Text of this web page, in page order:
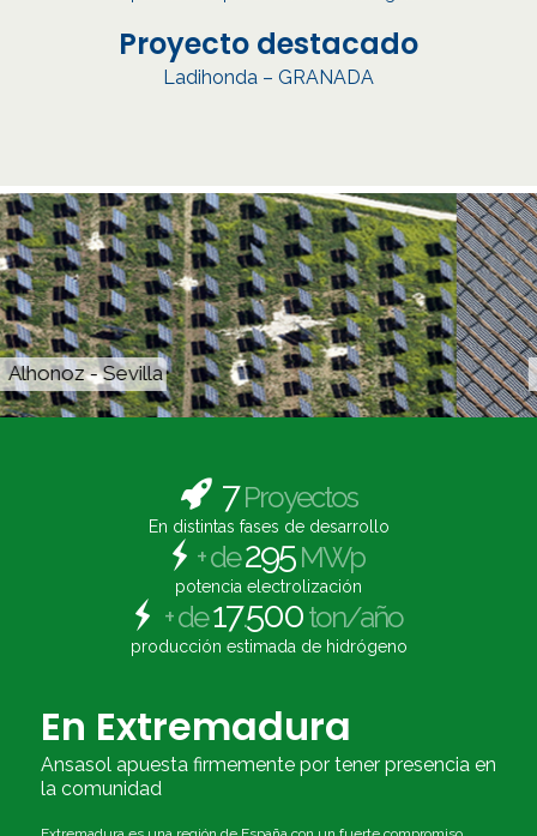
Proyecto destacado
Ladihonda – GRANADA
Antequera - Málaga
7Proyectos
En distintas fases de desarrollo
+ de295MWp
potencia electrolización
+ de17.500ton/año
producción estimada de hidrógeno
En Extremadura
Ansasol apuesta firmemente por tener presencia en
la comunidad